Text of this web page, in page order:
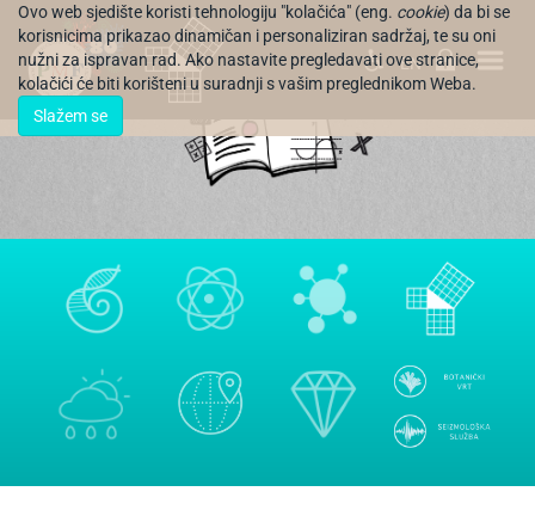
Ovo web sjedište koristi tehnologiju "kolačića" (eng. cookie) da bi se
korisnicima prikazao dinamičan i personaliziran sadržaj, te su oni
nužni za ispravan rad. Ako nastavite pregledavati ove stranice,
kolačići će biti korišteni u suradnji s vašim preglednikom Weba.
Slažem se
EN